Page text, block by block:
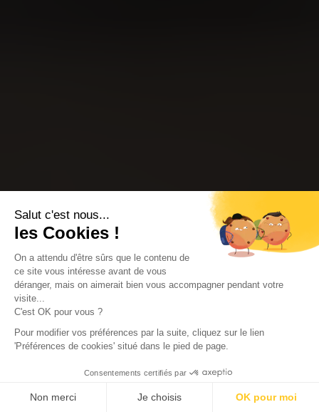
Salut c'est nous...
les Cookies !
On a attendu d'être sûrs que le contenu de
ce site vous intéresse avant de vous
déranger, mais on aimerait bien vous accompagner pendant votre
visite...
C'est OK pour vous ?
Pour modifier vos préférences par la suite, cliquez sur le lien
'Préférences de cookies' situé dans le pied de page.
Consentements certifiés par
Non merci Je choisis OK pour moi